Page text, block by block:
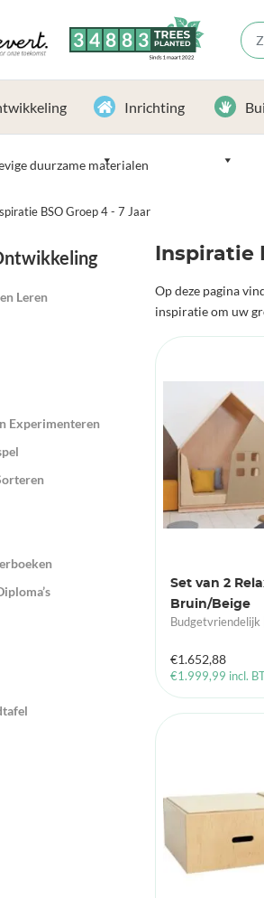
3 4 8 8 3 TREES
PLANTED
Sinds 1 maart 2022
Inrichting
duurzame materialen
BSO Groep 4 - 7 Jaar
Leren
Experimenteren
Inspiratie
Op deze pagina
inspiratie om uw
Set van 2
Bruin/Beige
Budgetvriendelijk
€1.652,88
€1.999,99 incl.